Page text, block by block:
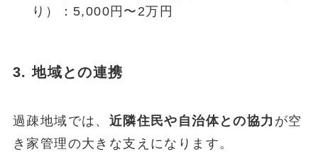
り）：5,000円〜2万円
3. 地域との連携
過疎地域では、 近隣住民や自治体との協力 が空
き家管理の大きな支えになります。